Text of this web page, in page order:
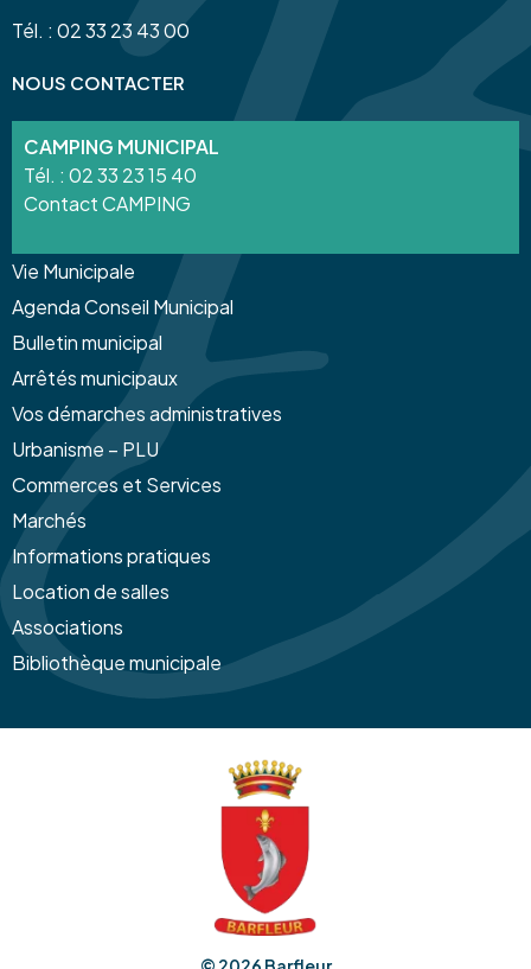
Tél. : 02 33 23 43 00
NOUS CONTACTER
CAMPING MUNICIPAL
Tél. : 02 33 23 15 40
Contact CAMPING
Vie Municipale
Agenda Conseil Municipal
Bulletin municipal
Arrêtés municipaux
Vos démarches administratives
Urbanisme – PLU
Commerces et Services
Marchés
Informations pratiques
Location de salles
Associations
Bibliothèque municipale